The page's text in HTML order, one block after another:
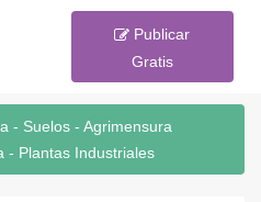
Publicar
Gratis
- Suelos - Agrimensura
- Plantas Industriales